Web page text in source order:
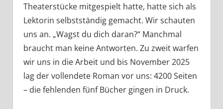
Theaterstücke mitgespielt hatte, hatte sich als
Lektorin selbstständig gemacht. Wir schauten
uns an. „Wagst du dich daran?“ Manchmal
braucht man keine Antworten. Zu zweit warfen
wir uns in die Arbeit und bis November 2025
lag der vollendete Roman vor uns: 4200 Seiten
– die fehlenden fünf Bücher gingen in Druck.